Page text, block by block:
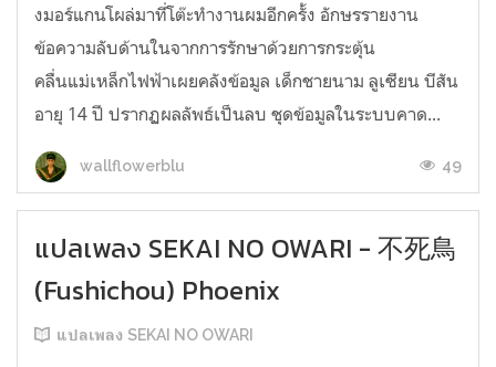
งมอร์แกนโผล่มาที่โต๊ะทำงานผมอีกครั้ง อักษรรายงาน
ข้อความลับด้านในจากการรักษาด้วยการกระตุ้น
คลื่นแม่เหล็กไฟฟ้าเผยคลังข้อมูล เด็กชายนาม ลูเซียน บีสัน
อายุ 14 ปี ปรากฏผลลัพธ์เป็นลบ ชุดข้อมูลในระบบคาด...
wallflowerblu 49
แปลเพลง SEKAI NO OWARI - 不死鳥
(Fushichou) Phoenix
แปลเพลง SEKAI NO OWARI